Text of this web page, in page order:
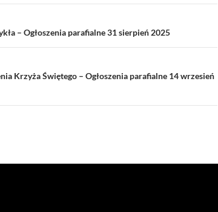
– Ogłoszenia parafialne 31 sierpień 2025
Krzyża Świętego – Ogłoszenia parafialne 14 wrzesień